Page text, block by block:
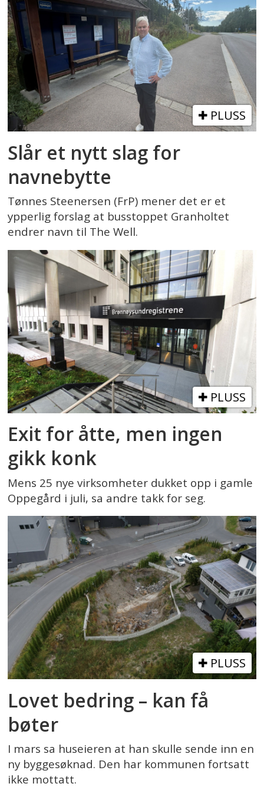
PLUSS
Slår et nytt slag for
navnebytte
Tønnes Steenersen (FrP) mener det er et
ypperlig forslag at busstoppet Granholtet
endrer navn til The Well.
PLUSS
Exit for åtte, men ingen
gikk konk
Mens 25 nye virksomheter dukket opp i gamle
Oppegård i juli, sa andre takk for seg.
PLUSS
Lovet bedring – kan få
bøter
I mars sa huseieren at han skulle sende inn en
ny byggesøknad. Den har kommunen fortsatt
ikke mottatt.